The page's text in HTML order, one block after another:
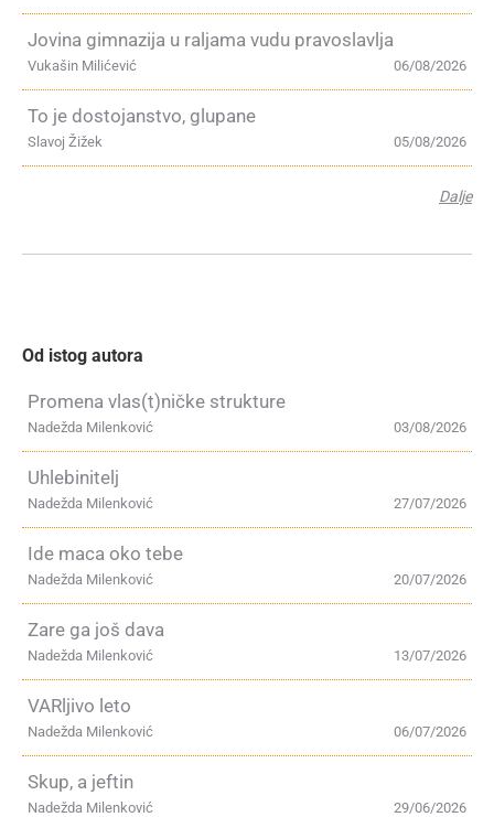
Jovina gimnazija u raljama vudu pravoslavlja
06/08/2026
Vukašin Milićević
To je dostojanstvo, glupane
05/08/2026
Slavoj Žižek
Dalje
Od istog autora
Promena vlas(t)ničke strukture
03/08/2026
Nadežda Milenković
Uhlebinitelj
27/07/2026
Nadežda Milenković
Ide maca oko tebe
20/07/2026
Nadežda Milenković
Zare ga još dava
13/07/2026
Nadežda Milenković
VARljivo leto
06/07/2026
Nadežda Milenković
Skup, a jeftin
29/06/2026
Nadežda Milenković